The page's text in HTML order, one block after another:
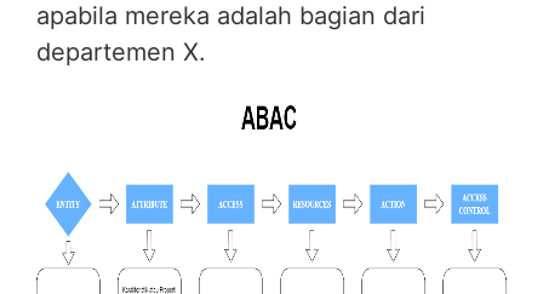
apabila mereka adalah bagian dari
departemen X.